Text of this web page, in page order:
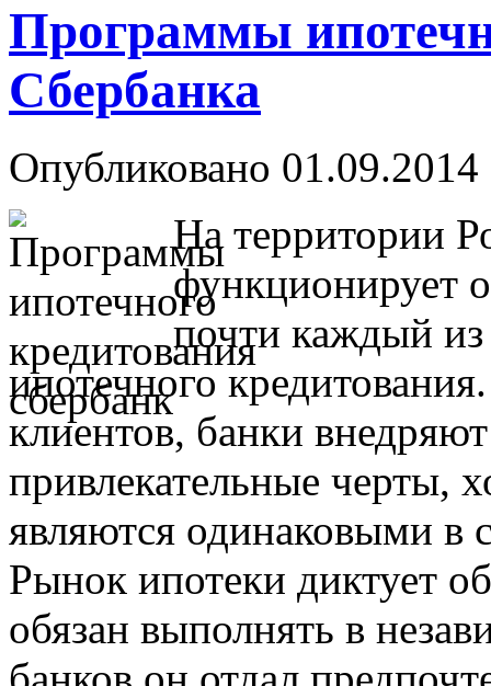
Программы
Сбербанка
Опубликовано
На территории
функционирует
почти каждый из
ипотечного
клиентов, банки
привлекательные черты,
являются одинаковыми в
Рынок ипотеки диктует
обязан выполнять в